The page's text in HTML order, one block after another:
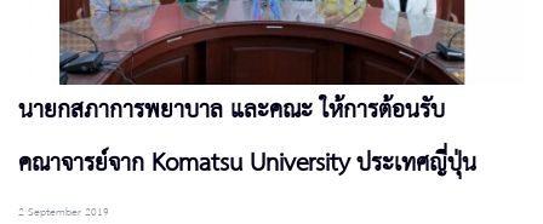
นายกสภาการพยาบาล และคณะ ให้การต้อนรับ
คณาจารย์จาก Komatsu University ประเทศญี่ปุ่น
2 September 2019